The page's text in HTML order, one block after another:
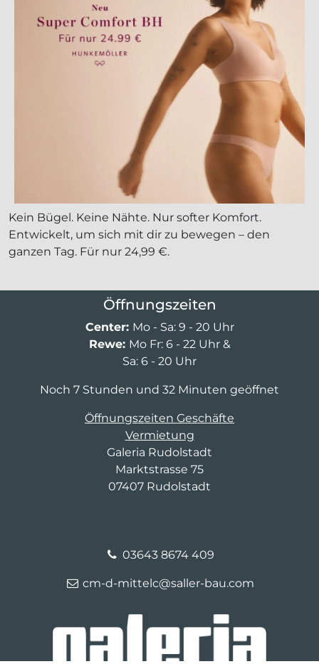
Kein Bügel. Keine Nähte. Nur softer Komfort.
Entwickelt, um sich mit dir zu bewegen – den
ganzen Tag. Für nur 24,99 €.
Öffnungszeiten
Center: Mo - Sa: 9 - 20 Uhr
Rewe: Mo Fr: 6 - 22 Uhr &
Sa: 6 - 20 Uhr
Noch 7 Stunden und 32 Minuten geöffnet
Öffnungszeiten Geschäfte
Vermietung
Galeria Rudolstadt
Marktstrasse 75
07407 Rudolstadt
03643 8674 409
cm-d-mittelc@saller-bau.com